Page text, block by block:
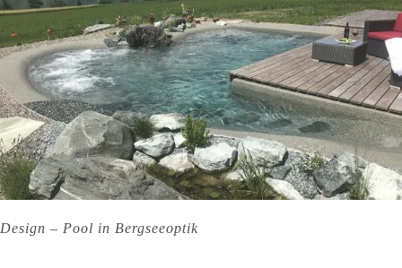
Design – Pool in Bergseeoptik